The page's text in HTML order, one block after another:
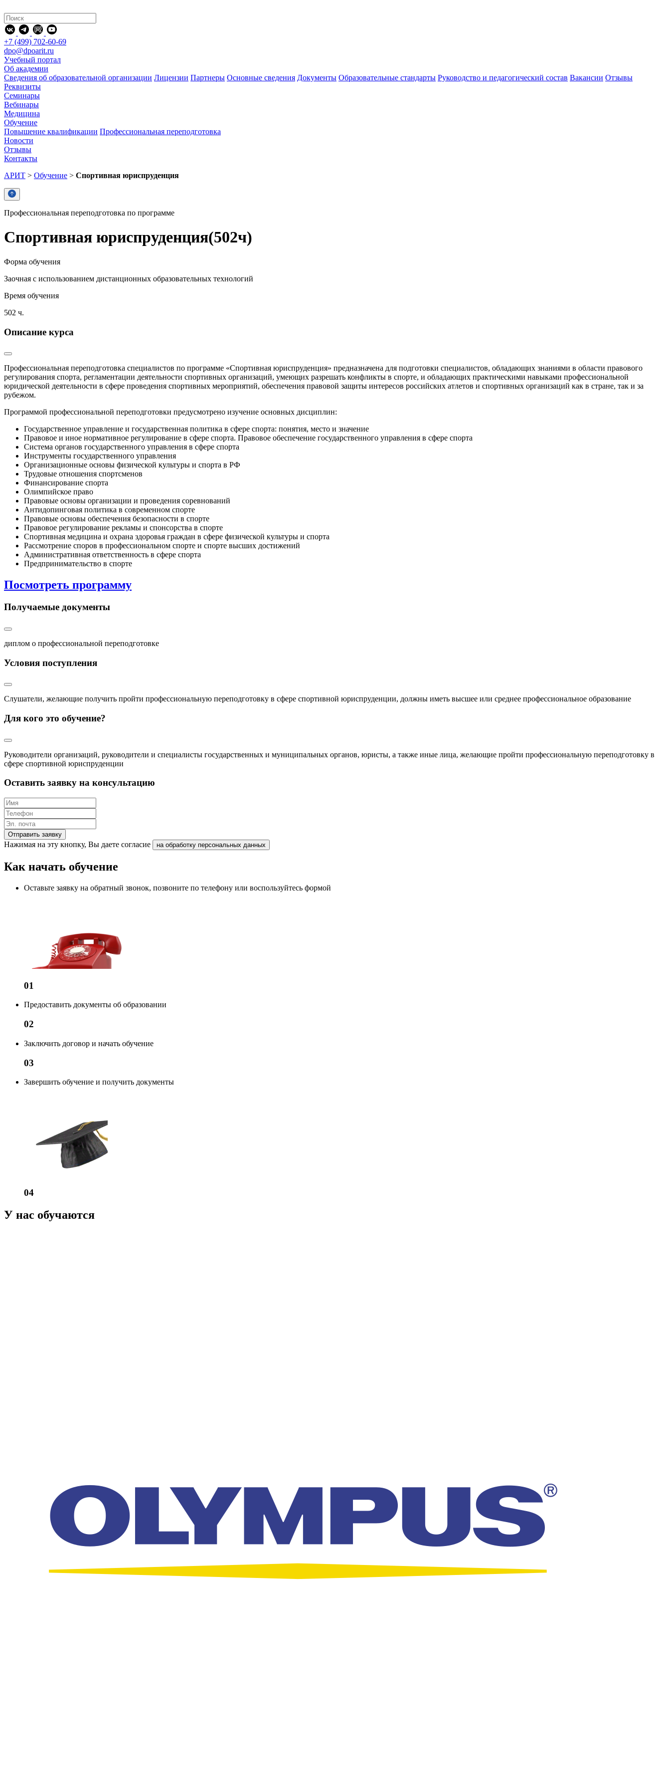
+7 (499) 702-60-69
dpo@dpoarit.ru
Учебный портал
Об академии
Сведения об образовательной организации Лицензии Партнеры Основные сведения Документы Образовательные стандарты Руководство и педагогический состав Вакансии Отзывы
Реквизиты
Семинары
Вебинары
Медицина
Обучение
Повышение квалификации Профессиональная переподготовка
Новости
Отзывы
Контакты
АРИТ > Обучение > Спортивная юриспруденция
Профессиональная переподготовка по программе
Спортивная юриспруденция(502ч)
Форма обучения
Заочная с использованием дистанционных образовательных технологий
Время обучения
502 ч.
Описание курса
​Профессиональная переподготовка специалистов по программе «Спортивная юриспруденция» предназначена для подготовки специалистов, обладающих знаниями в области правового
регулирования спорта, регламентации деятельности спортивных организаций, умеющих разрешать конфликты в спорте, и обладающих практическими навыками профессиональной
юридической деятельности в сфере проведения спортивных мероприятий, обеспечения правовой защиты интересов российских атлетов и спортивных организаций как в стране, так и за
рубежом.
Программой профессиональной переподготовки предусмотрено изучение основных дисциплин:
Государственное управление и государственная политика в сфере спорта: понятия, место и значение
Правовое и иное нормативное регулирование в сфере спорта. Правовое обеспечение государственного управления в сфере спорта
Система органов государственного управления в сфере спорта
Инструменты государственного управления
Организационные основы физической культуры и спорта в РФ
Трудовые отношения спортсменов
Финансирование спорта
Олимпийское право
Правовые основы организации и проведения соревнований
Антидопинговая политика в современном спорте
Правовые основы обеспечения безопасности в спорте
Правовое регулирование рекламы и спонсорства в спорте
Спортивная медицина и охрана здоровья граждан в сфере физической культуры и спорта
Рассмотрение споров в профессиональном спорте и спорте высших достижений
Административная ответственность в сфере спорта
Предпринимательство в спорте
Посмотреть программу
Получаемые документы
диплом о профессиональной переподготовке
Условия поступления
Слушатели, желающие получить пройти профессиональную переподготовку в сфере спортивной юриспруденции, должны иметь высшее или среднее профессиональное образование
Для кого это обучение?
Руководители организаций, руководители и специалисты государственных и муниципальных органов, юристы, а также иные лица, желающие пройти профессиональную переподготовку в
сфере спортивной юриспруденции
Оставить заявку на консультацию
Отправить заявку
Нажимая на эту кнопку, Вы даете согласие на обработку персональных данных
Как начать обучение
Оставьте заявку на обратный звонок, позвоните по телефону или воспользуйтесь формой
01
Предоставить документы об образовании
02
Заключить договор и начать обучение
03
Завершить обучение и получить документы
04
У нас обучаются